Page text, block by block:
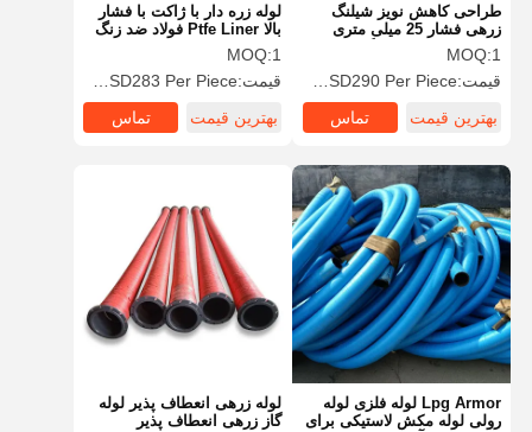
خانه محصولات
طراحی کاهش نویز شیلنگ
زرهی فشار 25 میلی متری
مقاوم در برابر خستگی فشار
بالا
MOQ:1
قیمت:USD60 to USD290 Per Piece
بهترین قیمت
تماس
لوله زره دار با ژاکت با فشار
بالا Ptfe Liner فولاد ضد زنگ
ساختاری کامپوزیتی 5-40 بار
MOQ:1
قیمت:USD55 to USD283 Per Piece
بهترین قیمت
تماس
Lpg Armor لوله فلزی لوله
رولی لوله مکش لاستیکی برای
لوله زرهی انعطاف پذیر لوله
گاز زرهی انعطاف پذیر